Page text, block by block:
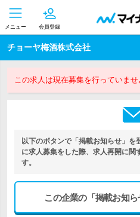
メニュー 会員登録
チョーヤ梅酒株式会社
この求人は現在募集を行っていませ
以下のボタンで「掲載お知らせ」を
に求人募集をした際、求人再開に関
す。
この企業の「掲載お知